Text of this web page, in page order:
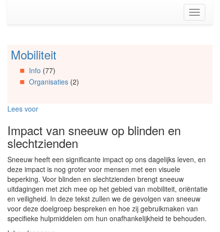
(Accesskey
Toggle
Spring
Artikels
Spring
Spring
Organisaties
Spring
Social
media
Mobiliteit
Info (77)
Organisaties(2)
Lees voor
Impact van sneeuw op blinden en
slechtzienden
Sneeuw heeft een significante impact op ons dagelijks leven, en
deze impact is nog groter voor mensen met een visuele
beperking. Voor blinden en slechtzienden brengt sneeuw
uitdagingen met zich mee op het gebied van mobiliteit, oriëntatie
en veiligheid. In deze tekst zullen we de gevolgen van sneeuw
voor deze doelgroep bespreken en hoe zij gebruikmaken van
specifieke hulpmiddelen om hun onafhankelijkheid te behouden.